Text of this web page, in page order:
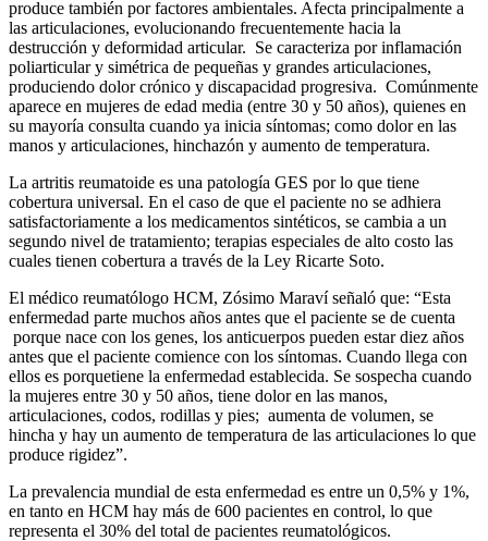
produce también por factores ambientales. Afecta principalmente a
las articulaciones, evolucionando frecuentemente hacia la
destrucción y deformidad articular. Se caracteriza por inflamación
poliarticular y simétrica de pequeñas y grandes articulaciones,
produciendo dolor crónico y discapacidad progresiva. Comúnmente
aparece en mujeres de edad media (entre 30 y 50 años), quienes en
su mayoría consulta cuando ya inicia síntomas; como dolor en las
manos y articulaciones, hinchazón y aumento de temperatura.
La artritis reumatoide es una patología GES por lo que tiene
cobertura universal. En el caso de que el paciente no se adhiera
satisfactoriamente a los medicamentos sintéticos, se cambia a un
segundo nivel de tratamiento; terapias especiales de alto costo las
cuales tienen cobertura a través de la Ley Ricarte Soto.
El médico reumatólogo HCM, Zósimo Maraví señaló que: “Esta
enfermedad parte muchos años antes que el paciente se de cuenta
porque nace con los genes, los anticuerpos pueden estar diez años
antes que el paciente comience con los síntomas. Cuando llega con
ellos es porquetiene la enfermedad establecida. Se sospecha cuando
la mujeres entre 30 y 50 años, tiene dolor en las manos,
articulaciones, codos, rodillas y pies; aumenta de volumen, se
hincha y hay un aumento de temperatura de las articulaciones lo que
produce rigidez”.
La prevalencia mundial de esta enfermedad es entre un 0,5% y 1%,
en tanto en HCM hay más de 600 pacientes en control, lo que
representa el 30% del total de pacientes reumatológicos.